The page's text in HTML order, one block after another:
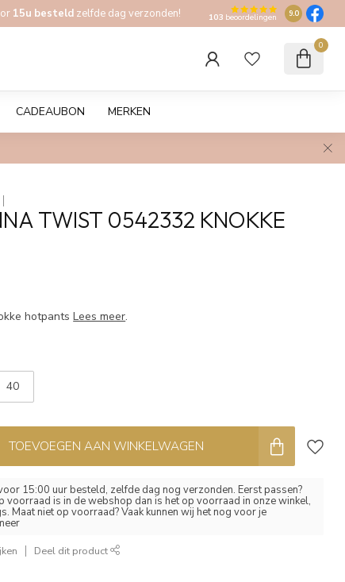
15u besteld zelfde dag verzonden! 103 beoordelingen 9.0
0
CADEAUBON MERKEN
TWIST 0542332 KNOKKE
hotpantsLees meer.
40
TOEVOEGEN AAN WINKELWAGEN
15:00 uur besteld, zelfde dag nog verzonden. Eerst passen?
voorraad is in de webshop dan is het op voorraad in onze winkel,
Maat niet op voorraad? Vaak kunnen wij het nog voor je
Deel dit product